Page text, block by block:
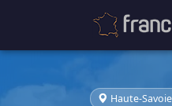
Haute-Savoie